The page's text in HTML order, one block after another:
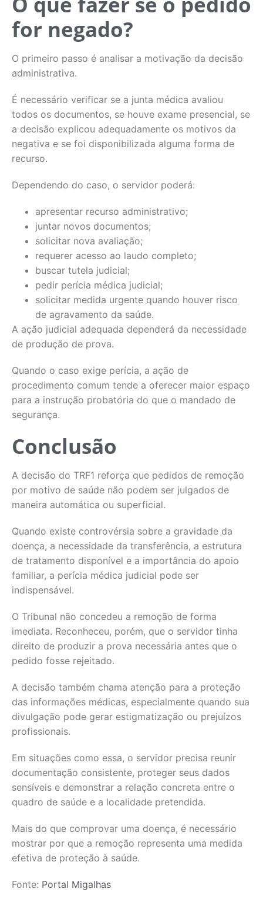
for negado?
O primeiro passo é analisar a motivação da decisão
administrativa.
É necessário verificar se a junta médica avaliou
todos os documentos, se houve exame presencial, se
a decisão explicou adequadamente os motivos da
negativa e se foi disponibilizada alguma forma de
recurso.
Dependendo do caso, o servidor poderá:
apresentar recurso administrativo;
juntar novos documentos;
solicitar nova avaliação;
requerer acesso ao laudo completo;
buscar tutela judicial;
pedir perícia médica judicial;
solicitar medida urgente quando houver risco
de agravamento da saúde.
A ação judicial adequada dependerá da necessidade
de produção de prova.
Quando o caso exige perícia, a ação de
procedimento comum tende a oferecer maior espaço
para a instrução probatória do que o mandado de
segurança.
Conclusão
A decisão do TRF1 reforça que pedidos de remoção
por motivo de saúde não podem ser julgados de
maneira automática ou superficial.
Quando existe controvérsia sobre a gravidade da
doença, a necessidade da transferência, a estrutura
de tratamento disponível e a importância do apoio
familiar, a perícia médica judicial pode ser
indispensável.
O Tribunal não concedeu a remoção de forma
imediata. Reconheceu, porém, que o servidor tinha
direito de produzir a prova necessária antes que o
pedido fosse rejeitado.
A decisão também chama atenção para a proteção
das informações médicas, especialmente quando sua
divulgação pode gerar estigmatização ou prejuízos
profissionais.
Em situações como essa, o servidor precisa reunir
documentação consistente, proteger seus dados
sensíveis e demonstrar a relação concreta entre o
quadro de saúde e a localidade pretendida.
Mais do que comprovar uma doença, é necessário
mostrar por que a remoção representa uma medida
efetiva de proteção à saúde.
Fonte: Portal Migalhas